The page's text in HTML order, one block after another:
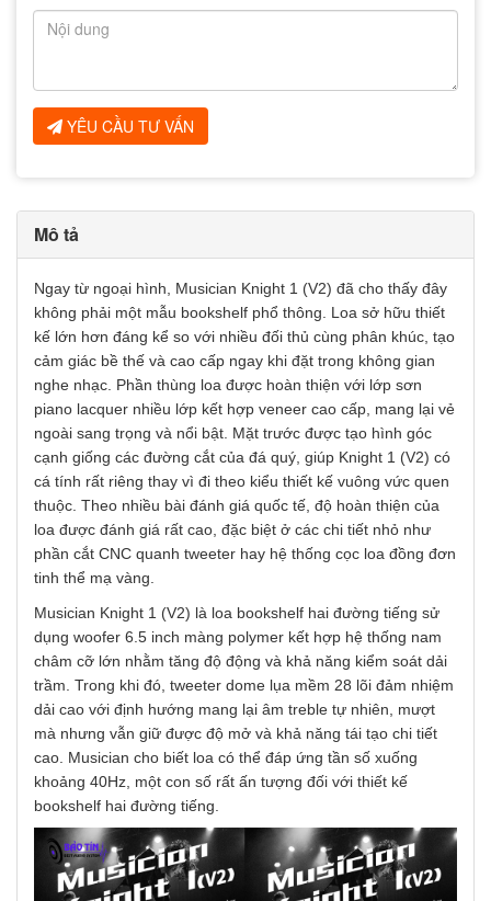
YÊU CẦU TƯ VẤN
Mô tả
Ngay từ ngoại hình, Musician Knight 1 (V2) đã cho thấy đây
không phải một mẫu bookshelf phổ thông. Loa sở hữu thiết
kế lớn hơn đáng kể so với nhiều đối thủ cùng phân khúc, tạo
cảm giác bề thế và cao cấp ngay khi đặt trong không gian
nghe nhạc. Phần thùng loa được hoàn thiện với lớp sơn
piano lacquer nhiều lớp kết hợp veneer cao cấp, mang lại vẻ
ngoài sang trọng và nổi bật. Mặt trước được tạo hình góc
cạnh giống các đường cắt của đá quý, giúp Knight 1 (V2) có
cá tính rất riêng thay vì đi theo kiểu thiết kế vuông vức quen
thuộc. Theo nhiều bài đánh giá quốc tế, độ hoàn thiện của
loa được đánh giá rất cao, đặc biệt ở các chi tiết nhỏ như
phần cắt CNC quanh tweeter hay hệ thống cọc loa đồng đơn
tinh thể mạ vàng.
Musician Knight 1 (V2) là loa bookshelf hai đường tiếng sử
dụng woofer 6.5 inch màng polymer kết hợp hệ thống nam
châm cỡ lớn nhằm tăng độ động và khả năng kiểm soát dải
trầm. Trong khi đó, tweeter dome lụa mềm 28 lõi đảm nhiệm
dải cao với định hướng mang lại âm treble tự nhiên, mượt
mà nhưng vẫn giữ được độ mở và khả năng tái tạo chi tiết
cao. Musician cho biết loa có thể đáp ứng tần số xuống
khoảng 40Hz, một con số rất ấn tượng đối với thiết kế
bookshelf hai đường tiếng.